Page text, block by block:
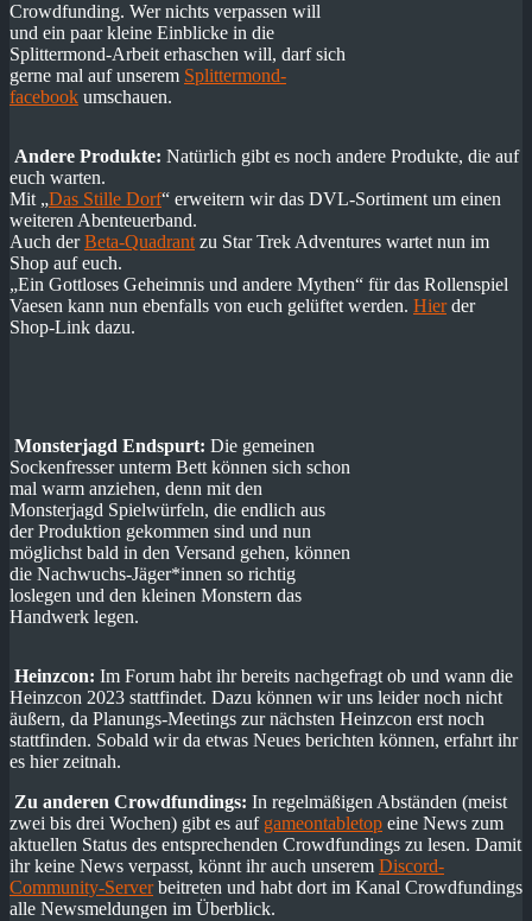
Crowdfunding. Wer nichts verpassen will
und ein paar kleine Einblicke in die
Splittermond-Arbeit erhaschen will, darf sich
gerne mal auf unserem Splittermond-
facebook umschauen.
Andere Produkte: Natürlich gibt es noch andere Produkte, die auf
euch warten.
Mit „Das Stille Dorf“ erweitern wir das DVL-Sortiment um einen
weiteren Abenteuerband.
Auch derBeta-Quadrant zu Star Trek Adventures wartet nun im
Shop auf euch.
„Ein Gottloses Geheimnis und andere Mythen“ für das Rollenspiel
Vaesen kann nun ebenfalls von euch gelüftet werden. Hierder
Shop-Link dazu.
Monsterjagd Endspurt: Die gemeinen
Sockenfresser unterm Bett können sich schon
mal warm anziehen, denn mit den
Monsterjagd Spielwürfeln, die endlich aus
der Produktion gekommen sind und nun
möglichst bald in den Versand gehen, können
die Nachwuchs-Jäger*innen so richtig
loslegen und den kleinen Monstern das
Handwerk legen.
Heinzcon: Im Forum habt ihr bereits nachgefragt ob und wann die
Heinzcon 2023 stattfindet. Dazu können wir uns leider noch nicht
äußern, da Planungs-Meetings zur nächsten Heinzcon erst noch
stattfinden. Sobald wir da etwas Neues berichten können, erfahrt ihr
es hier zeitnah.
Zu anderen Crowdfundings: In regelmäßigen Abständen (meist
zwei bis drei Wochen) gibt es auf gameontabletop eine News zum
aktuellen Status des entsprechenden Crowdfundings zu lesen. Damit
ihr keine News verpasst, könnt ihr auch unserem Discord-
Community-Serverbeitreten und habt dort im Kanal Crowdfundings
alle Newsmeldungen im Überblick.